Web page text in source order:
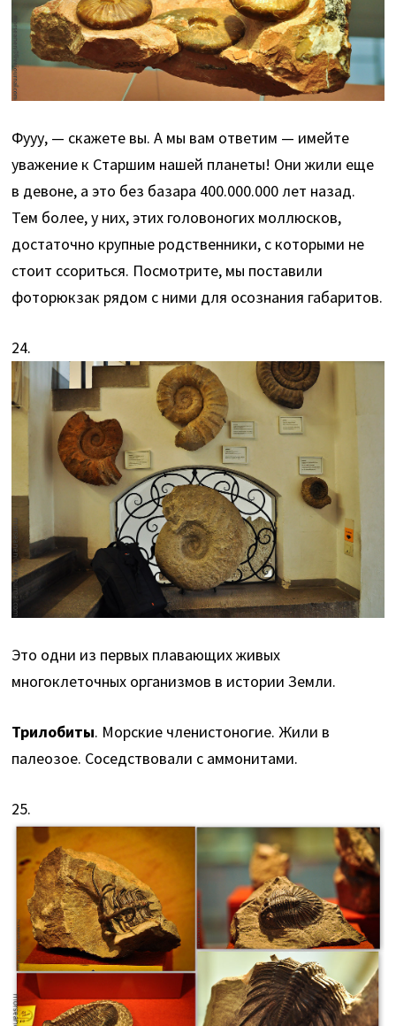
Фууу, — скажете вы. А мы вам ответим — имейте
уважение к Старшим нашей планеты! Они жили еще
в девоне, а это без базара 400.000.000 лет назад.
Тем более, у них, этих головоногих моллюсков,
достаточно крупные родственники, с которыми не
стоит ссориться. Посмотрите, мы поставили
фоторюкзак рядом с ними для осознания габаритов.
24.
Это одни из первых плавающих живых
многоклеточных организмов в истории Земли.
Трилобиты. Морские членистоногие. Жили в
палеозое. Соседствовали с аммонитами.
25.